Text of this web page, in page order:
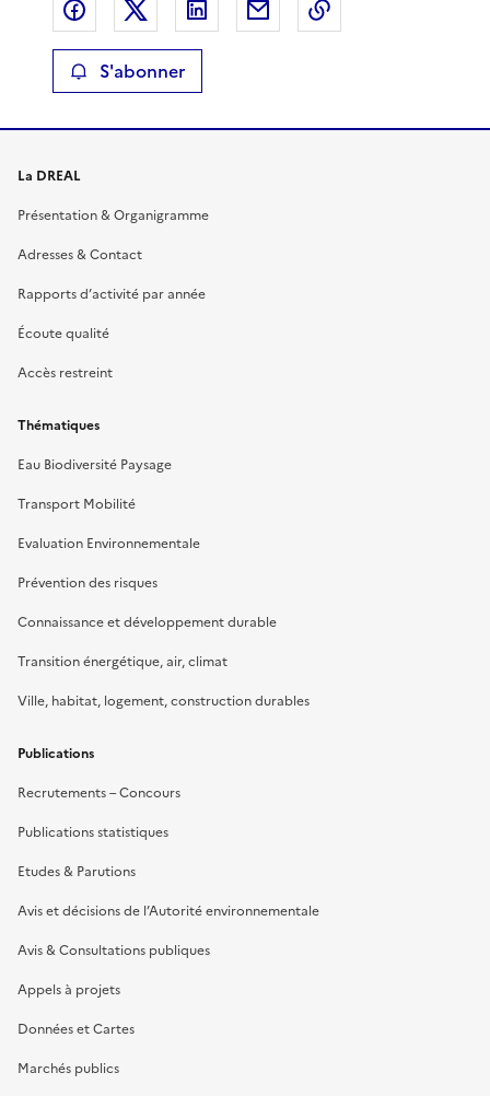
Partager sur Facebook
Partager sur XPartager sur LinkedIn
Partager par email
S'abonner
La DREAL
Présentation & Organigramme
Adresses & Contact
Rapports d’activité par année
Écoute qualité
Accès restreint
Thématiques
Eau Biodiversité Paysage
Transport Mobilité
Evaluation Environnementale
Prévention des risques
Connaissance et développement durable
Transition énergétique, air, climat
Ville, habitat, logement, construction durables
Publications
Recrutements – Concours
Publications statistiques
Etudes & Parutions
Avis et décisions de l’Autorité environnementale
Avis & Consultations publiques
Appels à projets
Données et Cartes
Marchés publics